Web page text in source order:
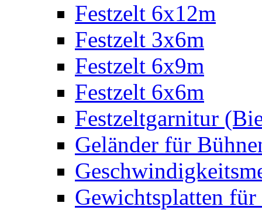
Festzelt 6x12m
Festzelt 3x6m
Festzelt 6x9m
Festzelt 6x6m
Festzeltgarnitur
Geländer für
Gewichtsplatten für